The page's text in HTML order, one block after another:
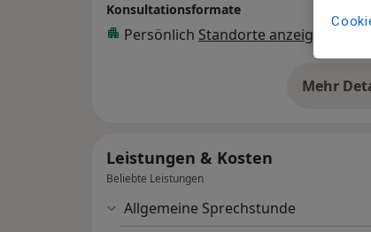
Konsultationsformate
Persönlich Standorte anzeigen (2)
Mehr
Leistungen & Kosten
Beliebte Leistungen
Allgemeine Sprechstunde